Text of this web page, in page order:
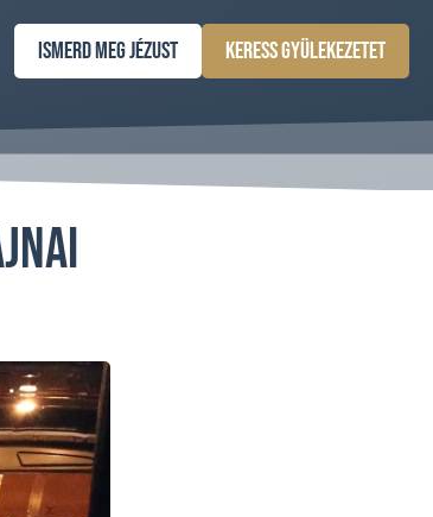
Ismerd meg Jézust Keress gyülekezetet